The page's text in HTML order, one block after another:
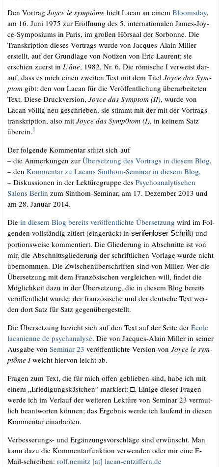
Den Vor­trag Joy­ce le sym­ptô­me hielt Lacan an einem Bloomsday,
am 16. Juni 1975 zur Eröff­nung des 5. inter­na­tio­na­len James-Joy­
ce-Sym­po­si­ums in Paris, im gro­ßen Hör­saal der Sor­bon­ne. Die
Tran­skrip­ti­on die­ses Vor­trags wur­de von Jac­ques-Alain Mil­ler
erstellt, auf der Grund­la­ge von Noti­zen von Eric Lau­rent; sie
erschien zuerst in L’âne, 1982, Nr. 6. Die römi­sche I ver­weist dar­
auf, dass es noch einen zwei­ten Text mit dem Titel Joy­ce das Sym­
ptomgibt: den von Lacan für die Ver­öf­fent­li­chung über­ar­bei­te­ten
Text. Die­se Druck­ver­si­on, Joy­ce das Sym­ptom (II), wur­de von
Lacan völ­lig neu geschrie­ben, sie stimmt mit der mit der Vor­trags­
tran­skrip­ti­on, also mit Joy­ce das Symp0tom (I), in kei­nem Satz
über­ein.1
Der fol­gen­de Kom­men­tar stützt sich auf
– die Anmer­kun­gen zur Über­set­zung des Vor­trags in die­sem Blog,
– den Kom­men­tar zu Lacans Sinthom-Semi­nar in die­sem Blog,
– Dis­kus­sio­nen in der Lek­tü­re­grup­pe des Psy­cho­ana­ly­ti­schen
Salons Ber­lin zum Sinthom-Semi­nar, am 17. Dezem­ber 2013 und
am 28. Janu­ar 2014.
Die in die­sem Blog bereits ver­öf­fent­lich­te Über­set­zung wird im Fol­
gen­den voll­stän­dig zitiert (ein­ge­rückt in seri­fen­lo­ser Schrift) und
por­ti­ons­wei­se kom­men­tiert. Die Glie­de­rung in Abschnit­te ist von
mir, die Abschnitts­glie­de­rung der schrift­li­chen Vor­la­ge wur­de nicht
über­nom­men. Die Zwi­schen­über­schrif­ten sind von Mil­ler. Wer die
Über­set­zung mit dem Fran­zö­si­schen ver­glei­chen will, fin­det die
Mög­lich­keit dazu in der Über­set­zung, die in die­sem Blog bereits
ver­öf­fent­licht wur­de; der fran­zö­si­sche und der deut­sche Text wer­
den dort Satz für Satz gegenübergestellt.
Die Über­set­zung bezieht sich auf den Text auf der Sei­te der Éco­le
laca­ni­en­ne de psy­ch­ana­ly­se. Die von Jac­ques-Alain Mil­ler in sei­ner
Aus­ga­be von Semi­nar 23 ver­öf­fent­lich­te Ver­si­on von Joy­ce le sym­
ptô­me Iweicht hier­von leicht ab.
Fra­gen zum Text, die für mich offen geblie­ben sind, habe ich mit
einem „Erle­di­gungs­käst­chen“ mar­kiert: □. Eini­ge die­ser Fra­gen
wer­de ich im Ver­lauf der wei­te­ren Lek­tü­re von Semi­nar 23 ver­mut­
lich beant­wor­ten kön­nen; das Ergeb­nis wer­de ich lau­fend in die­sen
Kom­men­tar einarbeiten.
Ver­bes­se­rungs- und Ergän­zungs­vor­schlä­ge sind erwünscht. Man
kann dazu die Kom­men­tar­funk­ti­on ver­wen­den oder mir eine E-
Mail-schrei­ben: rolf.nemitz [at] lacan​-ent​zif​fern​.de